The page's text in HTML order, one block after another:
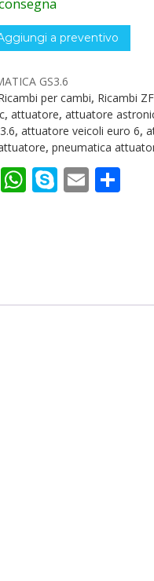
a preventivo
GS3.6
per cambi, Ricambi ZF
, attuatore, attuatore
, attuatore veicoli euro 6,
, pneumatica
LinkedIn
WhatsApp
Skype
Email